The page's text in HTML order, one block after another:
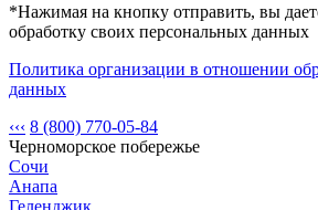
*Нажимая на кнопку отправить, вы
обработку своих персональных данных
Политика организации в отношении
данных
‹‹‹ 8 (800) 770-05-84
Черноморское побережье
Сочи
Анапа
Геленджик